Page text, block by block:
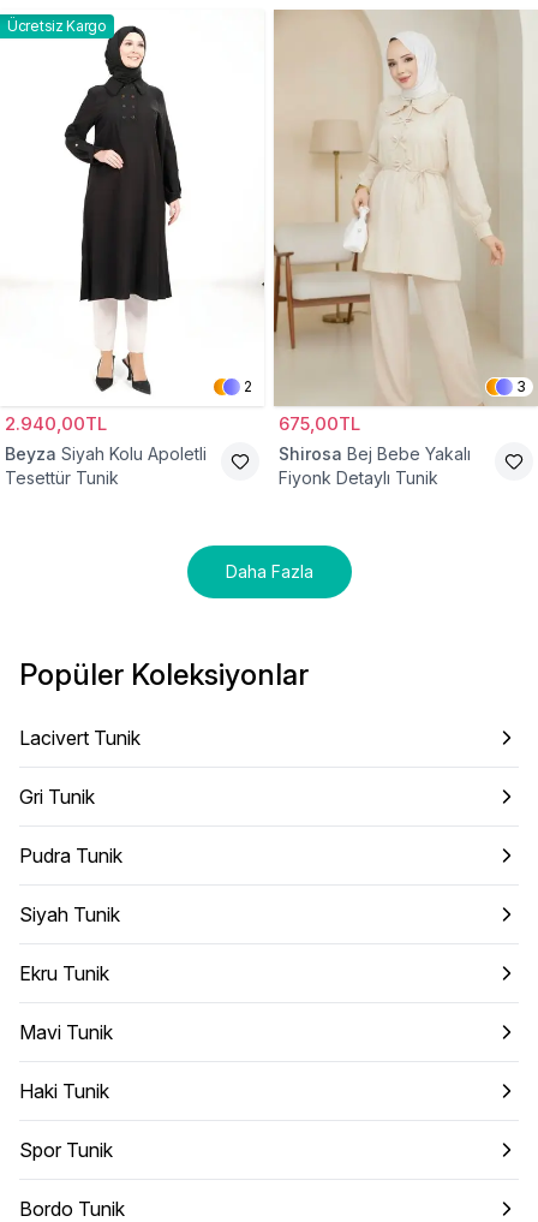
Ücretsiz Kargo
2
2.940,00TL
Beyza Siyah Kolu Apoletli
Tesettür Tunik
3
675,00TL
Shirosa Bej Bebe Yakalı
Fiyonk Detaylı Tunik
Daha Fazla
Popüler Koleksiyonlar
Lacivert Tunik
Gri Tunik
Pudra Tunik
Siyah Tunik
Ekru Tunik
Mavi Tunik
Haki Tunik
Spor Tunik
Bordo Tunik